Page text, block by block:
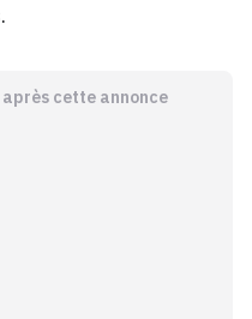
cette annonce